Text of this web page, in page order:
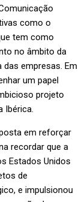
como o
tem como
no âmbito da
empresas. Em
um papel
projeto
Ibérica.
em reforçar
recordar que a
Estados Unidos
de
e impulsionou